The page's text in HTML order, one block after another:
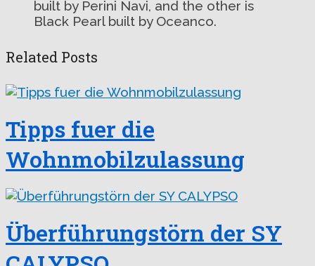
built by Perini Navi, and the other is
Black Pearl built by Oceanco.
Related Posts
Tipps fuer die
Wohnmobilzulassung
Überführungstörn der SY